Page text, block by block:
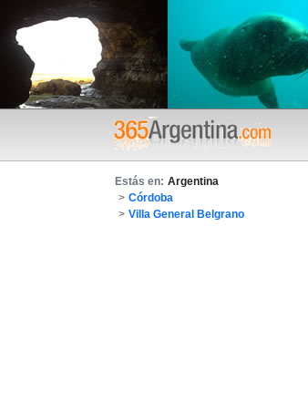
Estás en: Argentina
> Córdoba
> Villa General Belgrano